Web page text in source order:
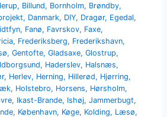
, Billund, Bornholm, Brøndby,
, Danmark, DIY, Dragør, Egedal,
, Fanø, Favrskov, Faxe,
, Frederiksberg, Frederikshavn,
,Gentofte,Gladsaxe,Glostrup,
, Haderslev, Halsnæs,
, Herlev, Herning, Hillerød, Hjørring,
, Holstebro, Horsens, Hørsholm,
, Ikast-Brande, Ishøj,Jammerbugt,
, København, Køge, Kolding, Læsø,